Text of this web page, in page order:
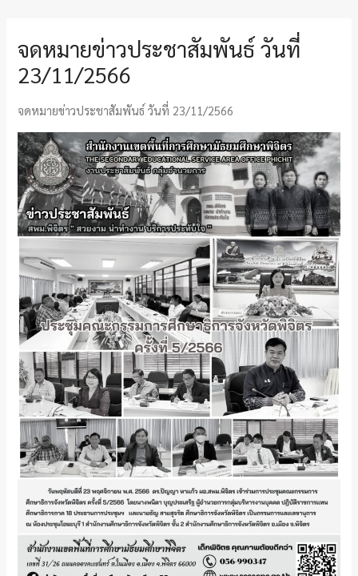
จดหมายข่าวประชาสัมพันธ์ วันที่
23/11/2566
จดหมายข่าวประชาสัมพันธ์ วันที่ 23/11/2566